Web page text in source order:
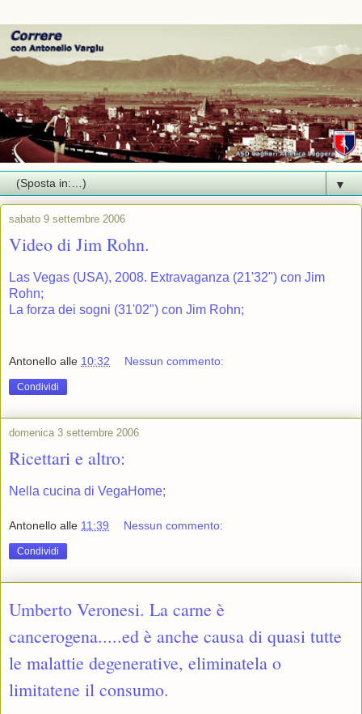
▼
sabato 9 settembre 2006
Video di Jim Rohn.
Las Vegas (USA), 2008. Extravaganza (21'32") con Jim
Rohn;
La forza dei sogni (31'02") con Jim Rohn;
Antonello alle 10:32 Nessun commento:
Condividi
domenica 3 settembre 2006
Ricettari e altro:
Nella cucina di VegaHome;
Antonello alle 11:39 Nessun commento:
Condividi
Umberto Veronesi. La carne è
cancerogena.....ed è anche causa di quasi tutte
le malattie degenerative, eliminatela o
limitatene il consumo.